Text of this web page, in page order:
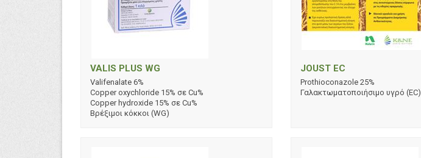
VALIS PLUS WG
Valifenalate 6%
Copper oxychloride 15% σε Cu%
Copper hydroxide 15% σε Cu%
Βρέξιμοι κόκκοι (WG)
JOUST EC
Prothioconazole 25%
Γαλακτωματοποιήσιμο υγρό (EC)